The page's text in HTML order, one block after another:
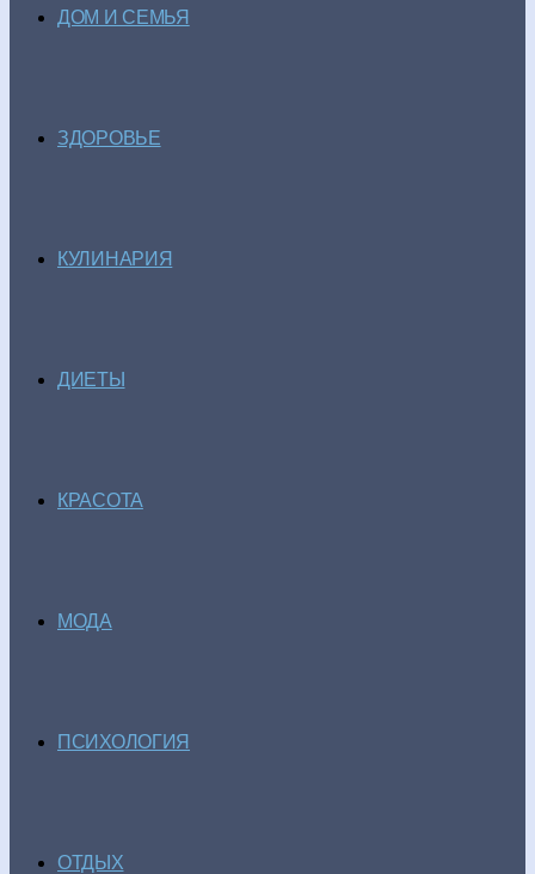
ДОМ И СЕМЬЯ
ЗДОРОВЬЕ
КУЛИНАРИЯ
ДИЕТЫ
КРАСОТА
МОДА
ПСИХОЛОГИЯ
ОТДЫХ